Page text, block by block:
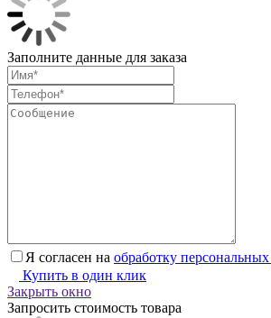
Заполните данные для заказа
Я согласен на обработку
Купить в один клик
Закрыть окно
Запросить стоимость товара